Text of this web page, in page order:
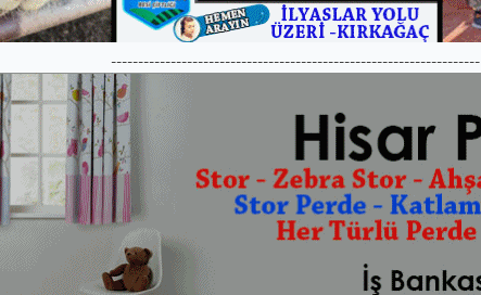
--------------------------------------------------------------------